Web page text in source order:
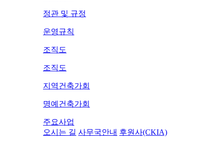
정관 및 규정
운영규칙
조직도
조직도
지역건축가회
명예건축가회
주요사업
오시는 길 사무국안내 후원사(CKIA)